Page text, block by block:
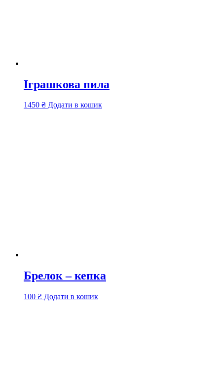
Іграшкова пила
1450 ₴ Додати в кошик
Брелок – кепка
100 ₴ Додати в кошик